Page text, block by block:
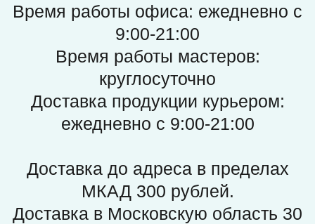
Время работы офиса: ежедневно c
9:00-21:00
Время работы мастеров:
круглосуточно
Доставка продукции курьером:
ежедневно c 9:00-21:00
Доставка до адреса в пределах
МКАД 300 рублей.
Доставка в Московскую область 30